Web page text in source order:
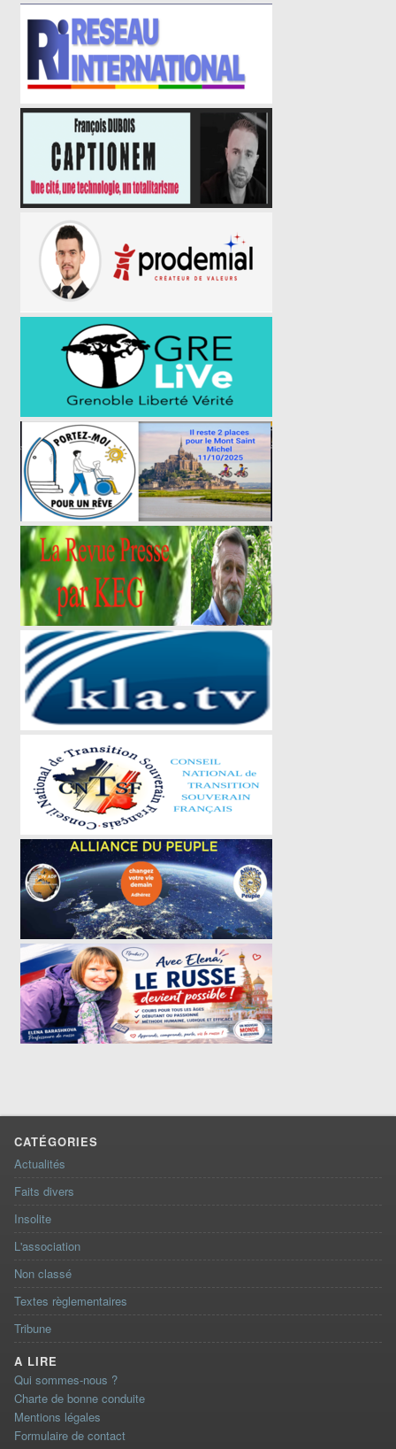
CATÉGORIES
Actualités
Faits divers
Insolite
L'association
Non classé
Textes règlementaires
Tribune
A LIRE
Qui sommes-nous ?
Charte de bonne conduite
Mentions légales
Formulaire de contact